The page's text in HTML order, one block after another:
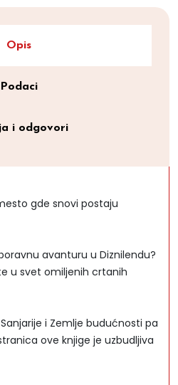
Opis
Podaci
i odgovori
gde snovi postaju
avanturu u Diznilendu?
u svet omiljenih crtanih
i Zemlje budućnosti pa
ove knjige je uzbudljiva